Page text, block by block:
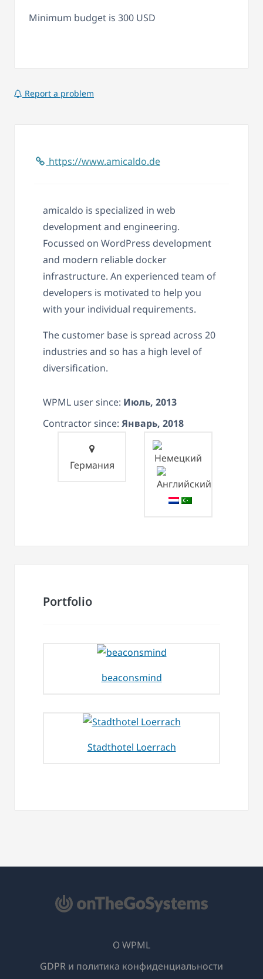
Minimum budget is 300 USD
Report a problem
https://www.amicaldo.de
amicaldo is specialized in web
development and engineering.
Focussed on WordPress development
and modern reliable docker
infrastructure. An experienced team of
developers is motivated to help you
with your individual requirements.
The customer base is spread across 20
industries and so has a high level of
diversification.
WPML user since: Июль, 2013
Contractor since: Январь, 2018
Германия
Portfolio
beaconsmind
Stadthotel Loerrach
О WPML
GDPR и политика конфиденциальности